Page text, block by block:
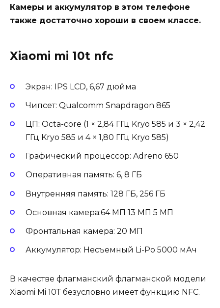
Камеры и аккумулятор в этом телефоне
также достаточно хороши в своем классе.
Xiaomi mi 10t nfc
Экран: IPS LCD, 6,67 дюйма
Чипсет: Qualcomm Snapdragon 865
ЦП: Octa-core (1 × 2,84 ГГц Kryo 585 и 3 × 2,42
ГГц Kryo 585 и 4 × 1,80 ГГц Kryo 585)
Графический процессор: Adreno 650
Оперативная память: 6, 8 ГБ
Внутренняя память: 128 ГБ, 256 ГБ
Основная камера:64 МП 13 МП 5 МП
Фронтальная камера: 20 МП
Аккумулятор: Несъемный Li-Po 5000 мАч
В качестве флагманский флагманской модели
Xiaomi Mi 10Т безусловно имеет функцию NFC.